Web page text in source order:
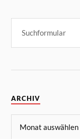
ARCHIV